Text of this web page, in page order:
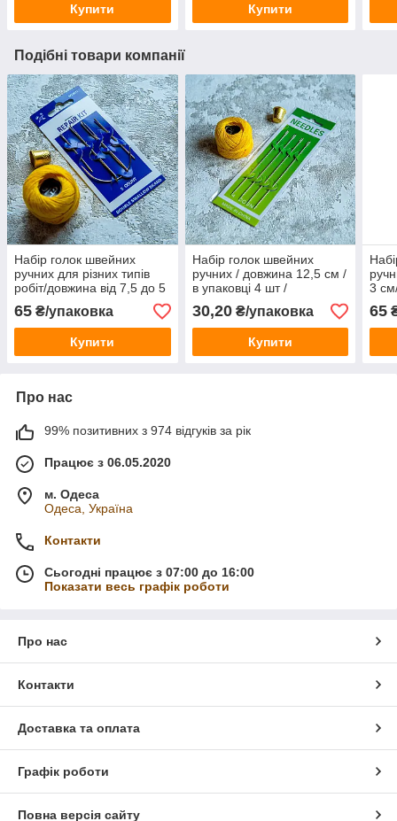
Купити Купити
Подібні товари компанії
Набір голок швейних
ручних для різних типів
робіт/довжина від 7,5 до 5
см/в пакованні 6 шт./
замовленні від 1 уп
65 ₴/упаковка
Купити
Набір голок швейних
ручних / довжина 12,5 см /
в упаковці 4 шт /
замовлення від 1 уп
30,20₴/упаковка
Купити
3
65
Про нас
99% позитивних з 974 відгуків за рік
Працює з 06.05.2020
м. Одеса
Одеса, Україна
Контакти
Сьогодні працює з 07:00 до 16:00
Показати весь графік роботи
Про нас
Контакти
Доставка та оплата
Графік роботи
Повна версія сайту